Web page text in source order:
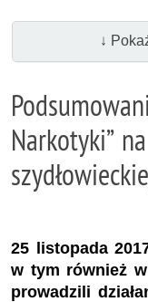
↓
Narkotyki”
25 listopada
w tym również
prowadzili